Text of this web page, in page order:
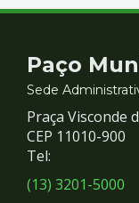
e
Redes
Sociais
Paço
Sede
Praça Visconde
CEP 11010-900
Tel:
(13) 3201-5000